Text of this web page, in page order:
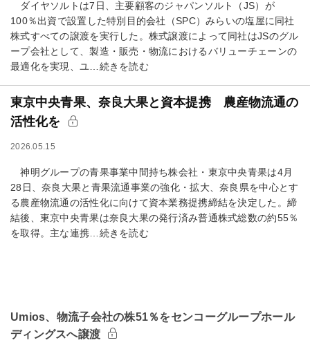
ダイヤソルトは7日、主要顧客のジャパンソルト（JS）が
100％出資で設置した特別目的会社（SPC）みらいの塩屋に同社
株式すべての譲渡を実行した。株式譲渡によって同社はJSのグル
ープ会社として、製造・販売・物流におけるバリューチェーンの
最適化を実現、ユ…続きを読む
東京中央青果、奈良大果と資本提携 農産物流通の
活性化を
2026.05.15
神明グループの青果事業中間持ち株会社・東京中央青果は4月
28日、奈良大果と青果流通事業の強化・拡大、奈良県を中心とす
る農産物流通の活性化に向けて資本業務提携締結を決定した。締
結後、東京中央青果は奈良大果の発行済み普通株式総数の約55％
を取得。主な連携…続きを読む
Umios、物流子会社の株51％をセンコーグループホール
ディングスへ譲渡